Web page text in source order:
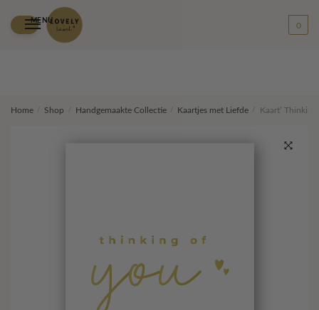
MENU
0
Home Shop Handgemaakte Collectie Kaartjes met Liefde / Kaart’ Thinking